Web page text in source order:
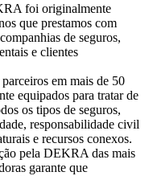
foi originalmente
que prestamos com
de seguros,
e clientes
em mais de 50
equipados para tratar de
os tipos de seguros,
responsabilidade civil
e recursos conexos.
pela DEKRA das mais
garante que